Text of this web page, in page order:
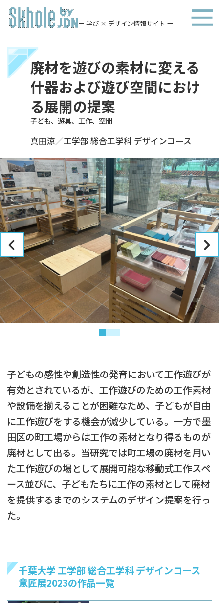
ー 学び × デザイン情報サイト ー
廃材を遊びの素材に変える
什器および遊び空間におけ
る展開の提案
子ども、遊具、工作、空間
真田涼／工学部 総合工学科 デザインコース
子どもの感性や創造性の発育において工作遊びが
有効とされているが、工作遊びのための工作素材
や設備を揃えることが困難なため、子どもが自由
に工作遊びをする機会が減少している。一方で墨
田区の町工場からは工作の素材となり得るものが
廃材として出る。当研究では町工場の廃材を用い
た工作遊びの場として展開可能な移動式工作スペ
ース並びに、子どもたちに工作の素材として廃材
を提供するまでのシステムのデザイン提案を行っ
た。
千葉大学 工学部 総合工学科 デザインコース
意匠展2023の作品一覧